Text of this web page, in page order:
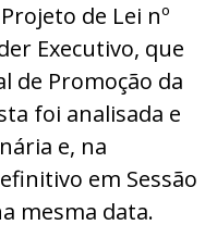
de Lei nº
Executivo, que
de Promoção da
foi analisada e
e, na
em Sessão
mesma data.